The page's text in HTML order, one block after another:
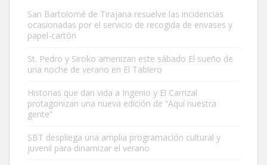
Este gato macho ha aparecido en la calle hace menos de un mes,
es muy manso y extremadamente cari...
Leales.org » Gran Canaria
San Bartolomé de Tirajana resuelve las incidencias
ocasionadas por el servicio de recogida de envases y
papel-cartón
St. Pedro y Siroko amenizan este sábado El sueño de
una noche de verano en El Tablero
Historias que dan vida a Ingenio y El Carrizal
protagonizan una nueva edición de “Aquí nuestra
gente”
SBT despliega una amplia programación cultural y
juvenil para dinamizar el verano